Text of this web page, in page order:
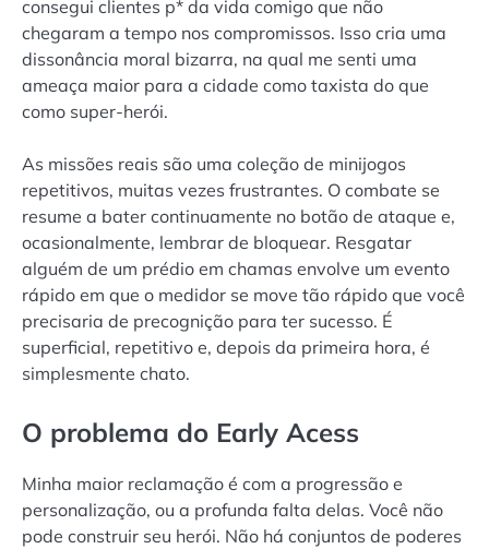
consegui clientes p* da vida comigo que não
chegaram a tempo nos compromissos. Isso cria uma
dissonância moral bizarra, na qual me senti uma
ameaça maior para a cidade como taxista do que
como super-herói.
As missões reais são uma coleção de minijogos
repetitivos, muitas vezes frustrantes. O combate se
resume a bater continuamente no botão de ataque e,
ocasionalmente, lembrar de bloquear. Resgatar
alguém de um prédio em chamas envolve um evento
rápido em que o medidor se move tão rápido que você
precisaria de precognição para ter sucesso. É
superficial, repetitivo e, depois da primeira hora, é
simplesmente chato.
O problema do Early Acess
Minha maior reclamação é com a progressão e
personalização, ou a profunda falta delas. Você não
pode construir seu herói. Não há conjuntos de poderes